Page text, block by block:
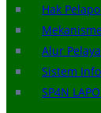
Hak
Alur
Sistem
SP4N